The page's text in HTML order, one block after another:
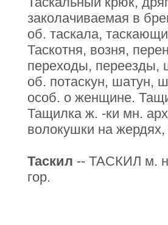
заколачиваемая в
об. таскала,
Таскотня, возня,
переходы, переезды,
об. потаскун, шатун,
особ. о женщине.
Тащилка ж. -ки мн.
волокушки на
Таскил -- ТАСКИЛ м.
гор.